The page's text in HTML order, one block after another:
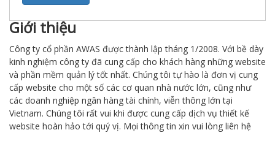
Giới thiệu
Công ty cổ phần AWAS được thành lập tháng 1/2008. Với bề dày
kinh nghiệm công ty đã cung cấp cho khách hàng những website
và phần mềm quản lý tốt nhất. Chúng tôi tự hào là đơn vị cung
cấp website cho một số các cơ quan nhà nước lớn, cũng như
các doanh nghiệp ngân hàng tài chính, viễn thông lớn tại
Vietnam. Chúng tôi rất vui khi được cung cấp dịch vụ thiết kế
website hoàn hảo tới quý vị. Mọi thông tin xin vui lòng liên hệ